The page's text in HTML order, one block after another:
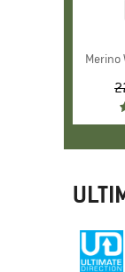
Artikel
Merino